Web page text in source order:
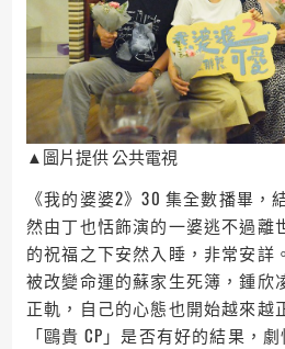
▲圖片提供 公共電視
《我的婆婆2》30 集全數播畢，
然由丁也恬飾演的一婆逃不過離
的祝福之下安然入睡，非常安詳
被改變命運的蘇家生死簿，鍾欣
正軌，自己的心態也開始越來越
「鷗貴 CP」是否有好的結果，